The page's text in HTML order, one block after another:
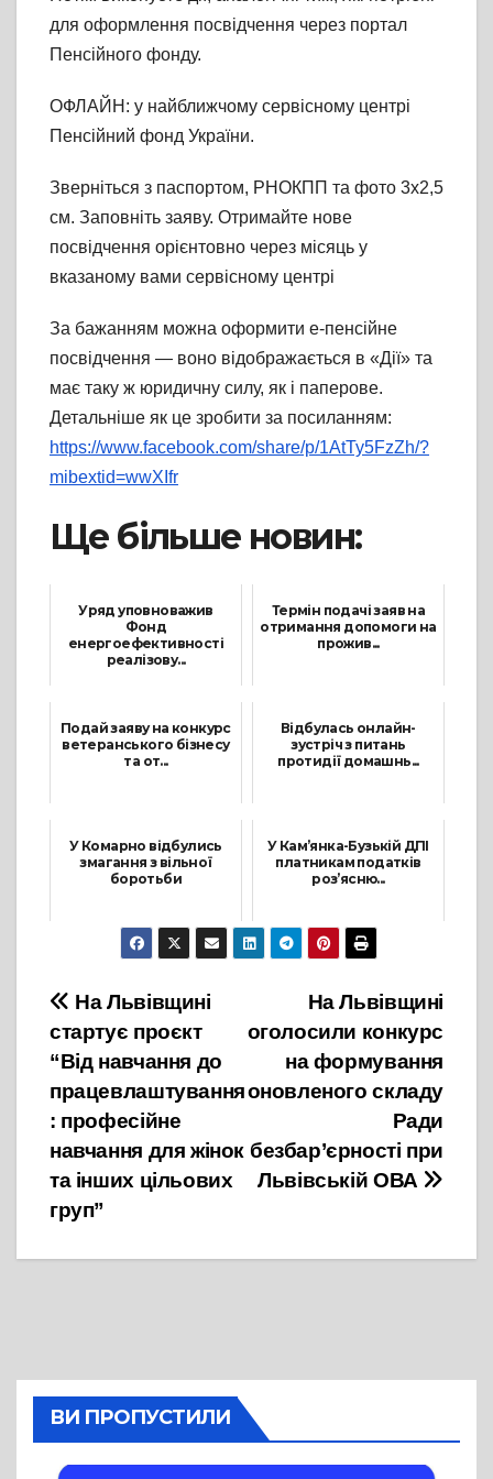
для оформлення посвідчення через портал
Пенсійного фонду.
ОФЛАЙН: у найближчому сервісному центрі
Пенсійний фонд України.
Зверніться з паспортом, РНОКПП та фото 3х2,5
см. Заповніть заяву. Отримайте нове
посвідчення орієнтовно через місяць у
вказаному вами сервісному центрі
За бажанням можна оформити е-пенсійне
посвідчення — воно відображається в «Дії» та
має таку ж юридичну силу, як і паперове.
Детальніше як це зробити за посиланням:
https://www.facebook.com/share/p/1AtTy5FzZh/?
mibextid=wwXIfr
Ще більше новин:
Уряд уповноважив
Фонд
енергоефективності
реалізову...
Термін подачі заяв на
отримання допомоги на
прожив...
Подай заяву на конкурс
ветеранського бізнесу
та от...
Відбулась онлайн-
зустріч з питань
протидії домашнь...
У Комарно відбулись
змагання з вільної
боротьби
29 Листопада, 2021
У Кам’янка-Бузькій ДПІ
платникам податків
роз’ясню...
26 Серпня, 2024
Навігація
записів
На Львівщині
оголосили конкурс
на формування
оновленого складу
Ради
безбар’єрності при
Львівській ОВА
На Львівщині
стартує проєкт
“Від навчання до
працевлаштування
: професійне
навчання для жінок
та інших цільових
груп”
ВИ ПРОПУСТИЛИ